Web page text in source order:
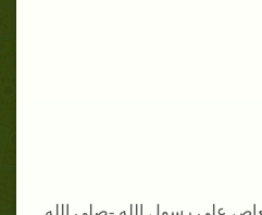
على رسول الله -صلى الله